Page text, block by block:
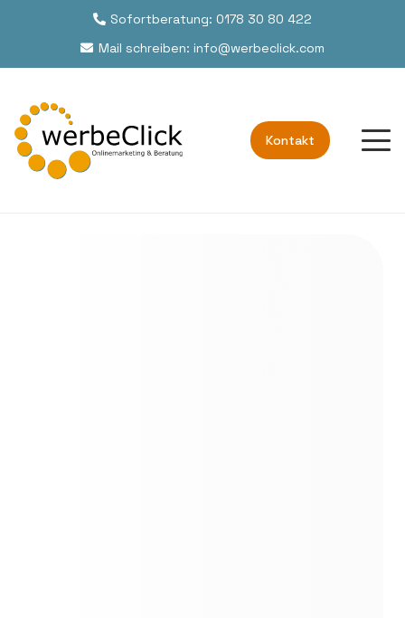
Sofortberatung: 0178 30 80 422
Mail schreiben: info@werbeclick.com
Kontakt